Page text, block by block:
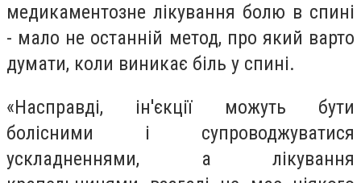
медикаментозне лікування болю в спині
- мало не останній метод, про який варто
думати, коли виникає біль у спині.
«Насправді, ін'єкції можуть бути
болісними і супроводжуватися
ускладненнями, а лікування